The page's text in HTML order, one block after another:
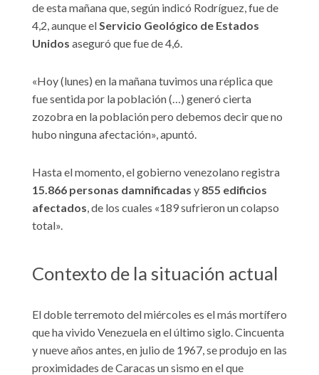
de esta mañana que, según indicó Rodríguez, fue de
4,2, aunque elServicio Geológico de Estados
Unidos aseguró que fue de 4,6.
«Hoy (lunes) en la mañana tuvimos una réplica que
fue sentida por la población (…) generó cierta
zozobra en la población pero debemos decir que no
hubo ninguna afectación», apuntó.
Hasta el momento, el gobierno venezolano registra
15.866 personas damnificadas y 855 edificios
afectados, de los cuales «189 sufrieron un colapso
total».
Contexto de la situación actual
El doble terremoto del miércoles es el más mortífero
que ha vivido Venezuela en el último siglo. Cincuenta
y nueve años antes, en julio de 1967, se produjo en las
proximidades de Caracas un sismo en el que